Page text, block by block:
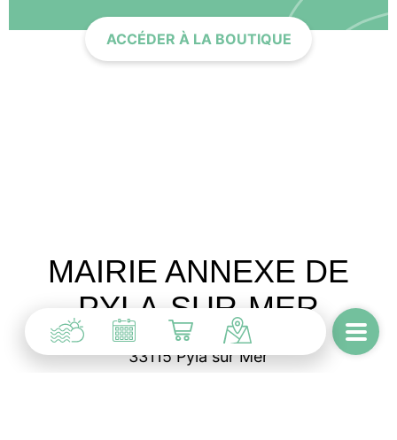
ACCÉDER À LA BOUTIQUE
MAIRIE ANNEXE DE
PYLA-SUR-MER
Rond-point du Figuier
33115 Pyla sur Mer